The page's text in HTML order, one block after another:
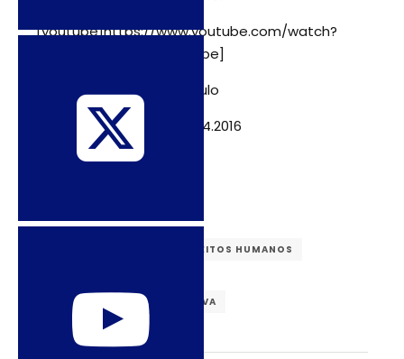
[youtube]https://www.youtube.com/watch?
v=m8tOpS515dA[/youtube]
Veículo: Folha da São Paulo
Data de publicação: 20.04.2016
DIREITOS HUMANOS
SAÚDE SEXUAL E REPRODUTIVA